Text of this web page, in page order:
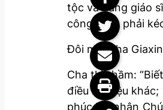
tộc và hàng giáo
công trình phải
Đôi mắt cha
Cha thì thầm:
điều kỳ diệu
phúc khi nhận